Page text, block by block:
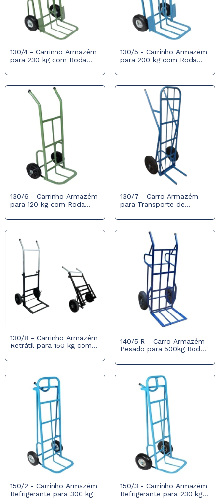
130/4 - Carrinho Armazém
para 230 kg com Roda
130/5 - Carrinho Armazém
para 200 kg com Roda
130/6 - Carrinho Armazém
para 120 kg com Roda
130/7 - Carro Armazém
para Transporte de
130/8 - Carrinho Armazém
Retrátil para 150 kg com
140/5 R - Carro Armazém
Pesado para 500kg Roda
150/2 - Carrinho Armazém
Refrigerante para 300 kg
150/3 - Carrinho Armazém
Refrigerante para 230 kg